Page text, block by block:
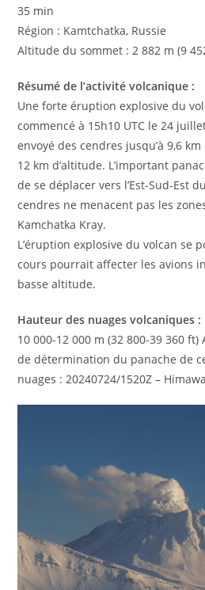
35 min
Région : Kamtchatka, Russie
Altitude du sommet : 2 882 m (9
Résumé de l’activité volcanique :
Une forte éruption explosive du
commencé à 15h10 UTC le 24
envoyé des cendres jusqu’à 9,6
12 km d’altitude. L’important
de se déplacer vers l’Est-Sud-Est
cendres ne menacent pas les
Kamchatka Kray.
L’éruption explosive du volcan se
cours pourrait affecter les avions
basse altitude.
Hauteur des nuages ​​volcaniques :
10 000-12 000 m (32 800-39 360
de détermination du panache de
nuages ​​: 20240724/1520Z –